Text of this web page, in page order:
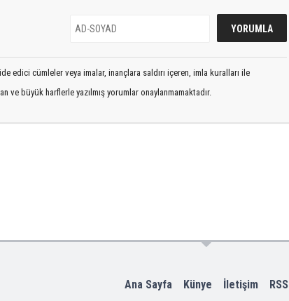
edici cümleler veya imalar, inançlara saldırı içeren, imla kuralları ile
ve büyük harflerle yazılmış yorumlar onaylanmamaktadır.
Ana Sayfa Künye İletişim RSS